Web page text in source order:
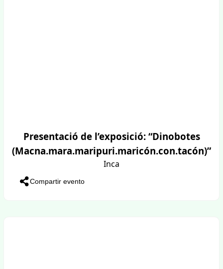
Presentació de l’exposició: “Dinobotes
(Macna.mara.maripuri.maricón.con.tacón)”
Inca
Compartir evento